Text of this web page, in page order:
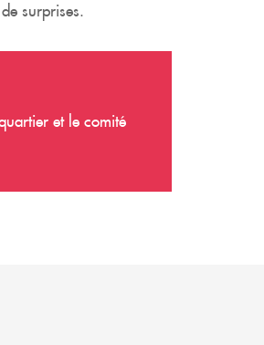
surprises.
et le comité